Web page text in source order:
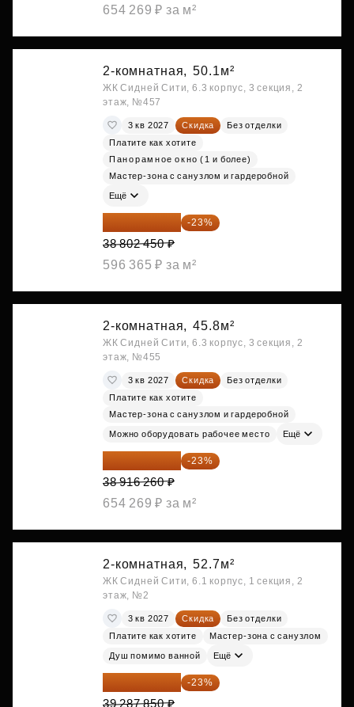
654 269 ₽ за м²
2-комнатная, 50.1м²
ЖК Сидней Сити, 6.3 корпус, 3 секция, 2
этаж, №457
3 кв 2027 Скидка
Без отделки
Платите как хотите
Панорамное окно (1 и более)
Мастер-зона с санузлом и гардеробной
Ещё
29 877 887 ₽ -23%
38 802 450 ₽
596 365 ₽ за м²
2-комнатная, 45.8м²
ЖК Сидней Сити, 6.3 корпус, 3 секция, 2
этаж, №455
3 кв 2027 Скидка
Без отделки
Платите как хотите
Мастер-зона с санузлом и гардеробной
Можно оборудовать рабочее место Ещё
29 965 520 ₽ -23%
38 916 260 ₽
654 269 ₽ за м²
2-комнатная, 52.7м²
ЖК Сидней Сити, 6.1 корпус, 1 секция, 2
этаж, №2
3 кв 2027 Скидка
Без отделки
Платите как хотите
Мастер-зона с санузлом
Душ помимо ванной Ещё
30 251 645 ₽ -23%
39 287 850 ₽